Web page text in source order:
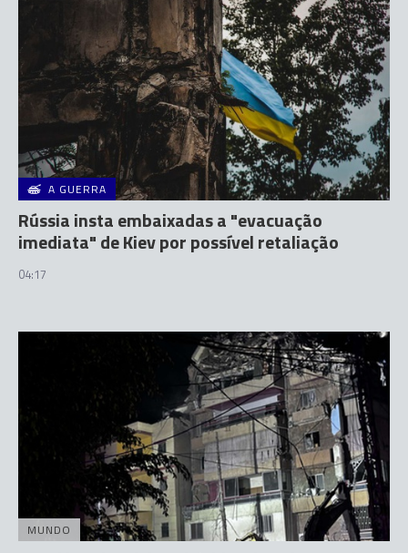
A GUERRA
Rússia insta embaixadas a "evacuação
imediata" de Kiev por possível retaliação
04:17
MUNDO